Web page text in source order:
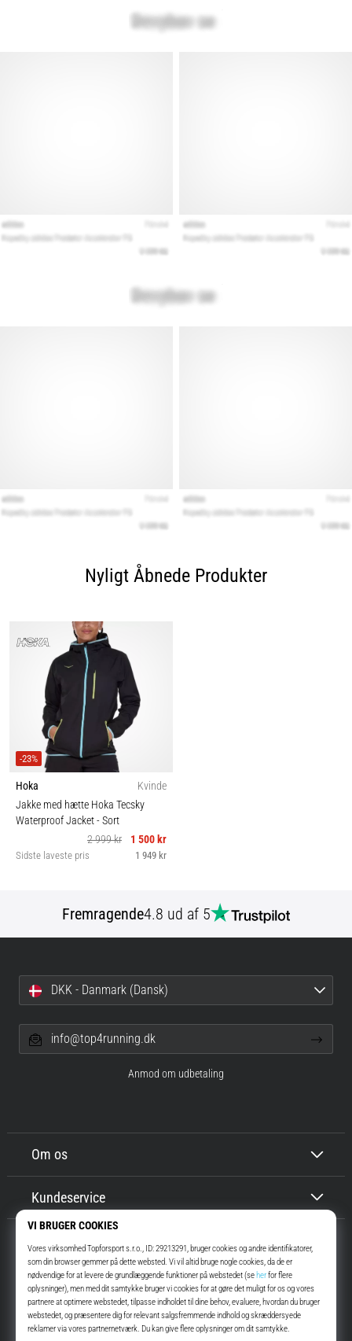
Nyligt Åbnede Produkter
-23%
Hoka
Kvinde
Jakke med hætte Hoka Tecsky
Waterproof Jacket- Sort
2 999 kr
1 500 kr
Sidste laveste pris 1 949 kr
Fremragende4.8 ud af 5
Top4Running.dk
I mere end 16 år har vi motiveret dig til at gå ud og løbe. Hurtigere. Med
os. Hver dag.
Om os
Kundeservice
DKK - Danmark (Dansk)
info@top4running.dk
Anmod om udbetaling